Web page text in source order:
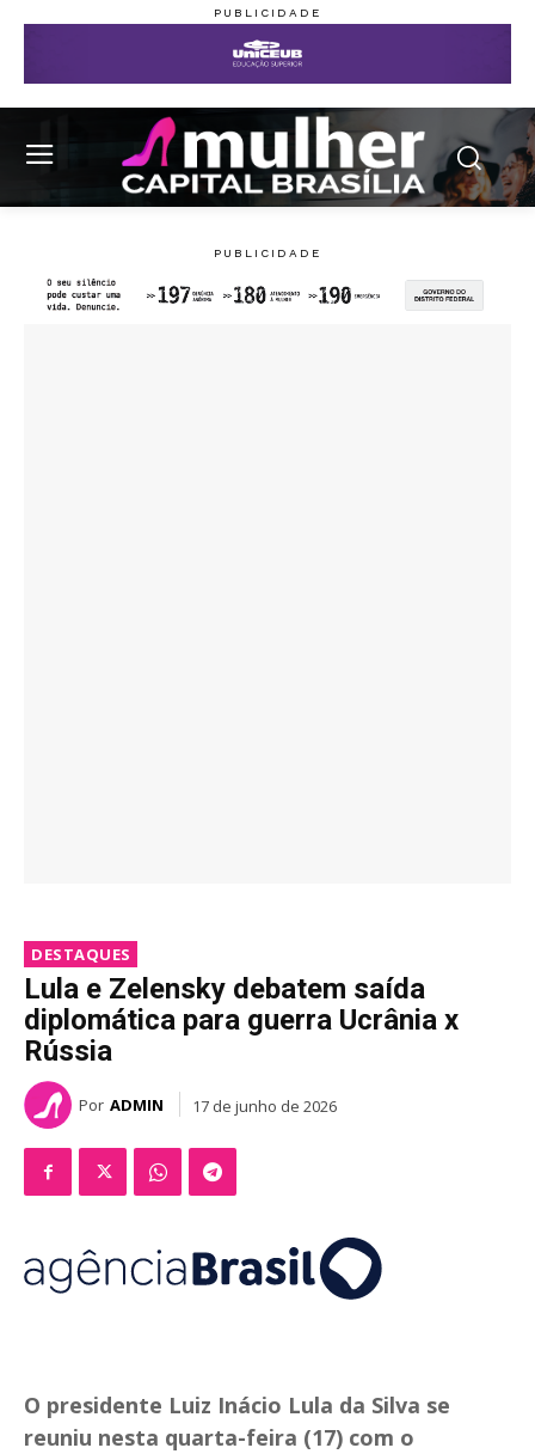
DESTAQUES
Lula e Zelensky debatem saída
diplomática para guerra Ucrânia x
Rússia
Por ADMIN 17 de junho de 2026
O presidente Luiz Inácio Lula da Silva se
reuniu nesta quarta-feira (17) com o